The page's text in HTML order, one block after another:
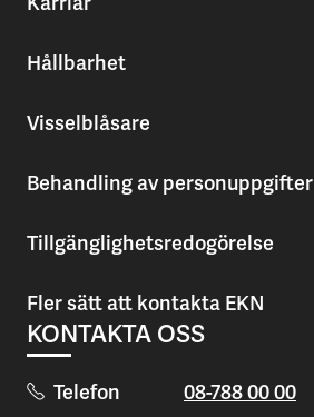
Hållbarhet
Visselblåsare
Behandling av personuppgifter
Tillgänglighetsredogörelse
Fler sätt att kontakta EKN
KONTAKTA OSS
Telefon 08-788 00 00